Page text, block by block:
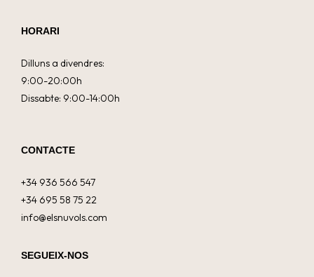
HORARI
Dilluns a divendres:
9:00-20:00h
Dissabte: 9:00-14:00h
CONTACTE
+34 936 566 547
+34 695 58 75 22
info@elsnuvols.com
SEGUEIX-NOS